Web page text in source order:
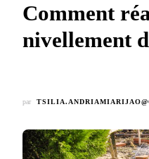
Comment
nivellement
par